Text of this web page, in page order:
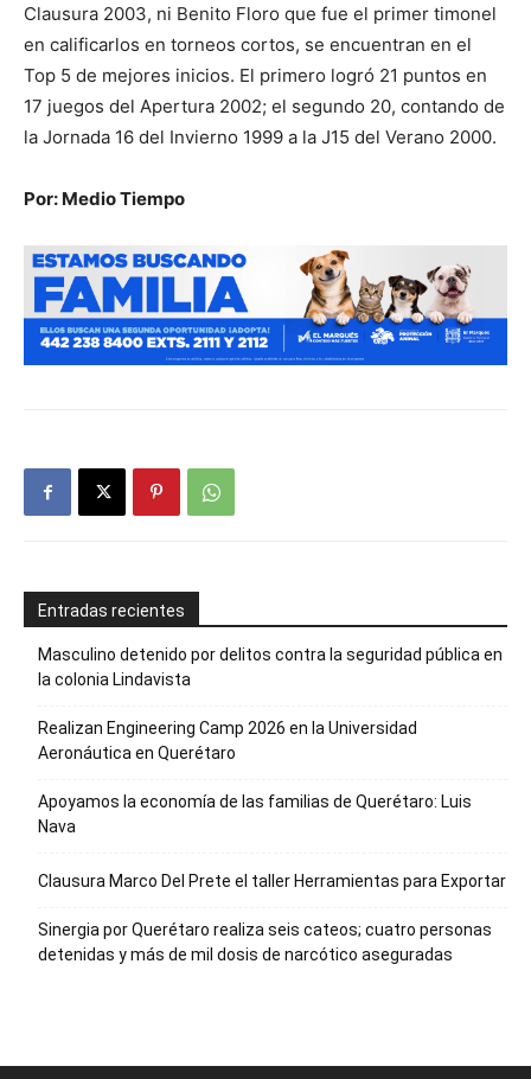
Clausura 2003, ni Benito Floro que fue el primer timonel
en calificarlos en torneos cortos, se encuentran en el
Top 5 de mejores inicios. El primero logró 21 puntos en
17 juegos del Apertura 2002; el segundo 20, contando de
la Jornada 16 del Invierno 1999 a la J15 del Verano 2000.
Por: Medio Tiempo
Entradas recientes
Masculino detenido por delitos contra la seguridad pública en
la colonia Lindavista
Realizan Engineering Camp 2026 en la Universidad
Aeronáutica en Querétaro
Apoyamos la economía de las familias de Querétaro: Luis
Nava
Clausura Marco Del Prete el taller Herramientas para Exportar
Sinergia por Querétaro realiza seis cateos; cuatro personas
detenidas y más de mil dosis de narcótico aseguradas